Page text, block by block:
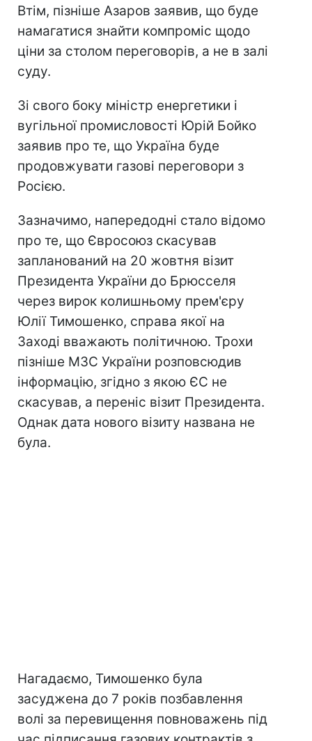
Втім, пізніше Азаров заявив, що буде
намагатися знайти компроміс щодо
ціни за столом переговорів, а не в залі
суду.
Зі свого боку міністр енергетики і
вугільної промисловості Юрій Бойко
заявив про те, що Україна буде
продовжувати газові переговори з
Росією.
Зазначимо, напередодні стало відомо
про те, що Євросоюз скасував
запланований на 20 жовтня візит
Президента України до Брюсселя
через вирок колишньому прем'єру
Юлії Тимошенко, справа якої на
Заході вважають політичною. Трохи
пізніше МЗС України розповсюдив
інформацію, згідно з якою ЄС не
скасував, а переніс візит Президента.
Однак дата нового візиту названа не
була.
Нагадаємо, Тимошенко була
засуджена до 7 років позбавлення
волі за перевищення повноважень під